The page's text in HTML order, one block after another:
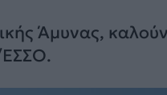
Άμυνας,
ΕΣΣΟ.